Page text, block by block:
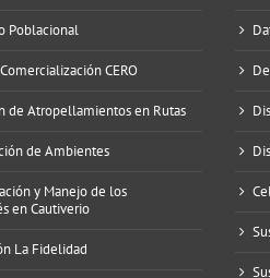
Poblacional
CERO
de Atropellamientos en Rutas
de Ambientes
y Manejo de los
en Cautiverio
La Fidelidad